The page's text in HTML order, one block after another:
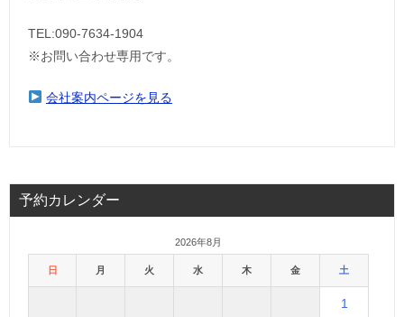
TEL:090-7634-1904
※お問い合わせ専用です。
会社案内ページを見る
予約カレンダー
2026年8月
日 月 火 水 木 金 土
1